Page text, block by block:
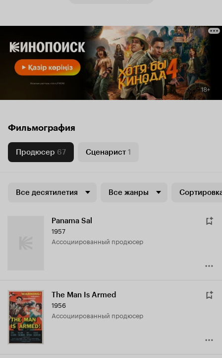
Фильмография
Продюсер 67 Сценарист 1
Все десятилетия Все жанры
Panama Sal
1957
ассоциированный продюсер
The Man Is Armed
1956
ассоциированный продюсер